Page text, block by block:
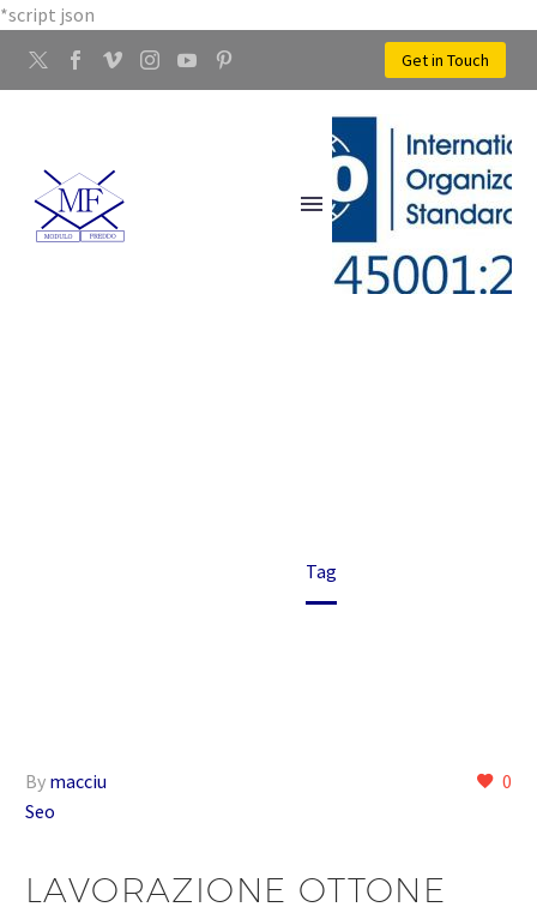
*script json
Get in Touch
Tag
0
By macciu
Seo
LAVORAZIONE OTTONE